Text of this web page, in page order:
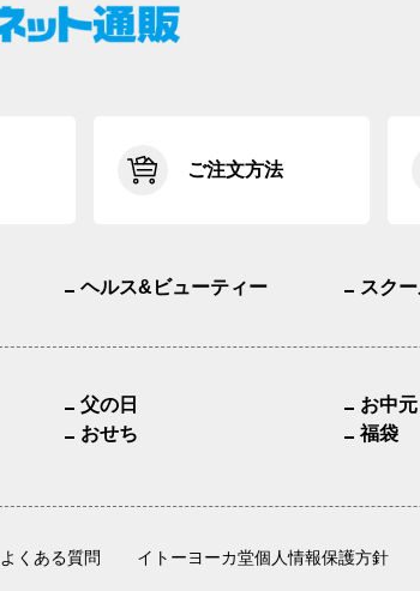
ご注文方法
ヘルス&ビューティー スク
父の日
お中元
おせち
福袋
よくある質問 イトーヨーカ堂個人情報保護方針